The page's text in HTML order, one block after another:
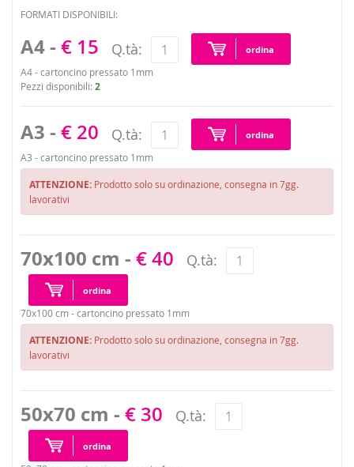
FORMATI DISPONIBILI:
A4 - € 15 Q.tà: ordina
A4 - cartoncino pressato 1mm
Pezzi disponibili: 2
A3 - € 20 Q.tà: ordina
A3 - cartoncino pressato 1mm
ATTENZIONE: Prodotto solo su ordinazione, consegna in 7gg.
lavorativi
70x100 cm - € 40 Q.tà:
ordina
70x100 cm - cartoncino pressato 1mm
ATTENZIONE: Prodotto solo su ordinazione, consegna in 7gg.
lavorativi
50x70 cm - € 30 Q.tà:
ordina